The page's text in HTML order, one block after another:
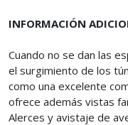
INFORMACIÓN
Cuando no se dan las
el surgimiento de los
como una excelente
ofrece además vistas
Alerces y avistaje de